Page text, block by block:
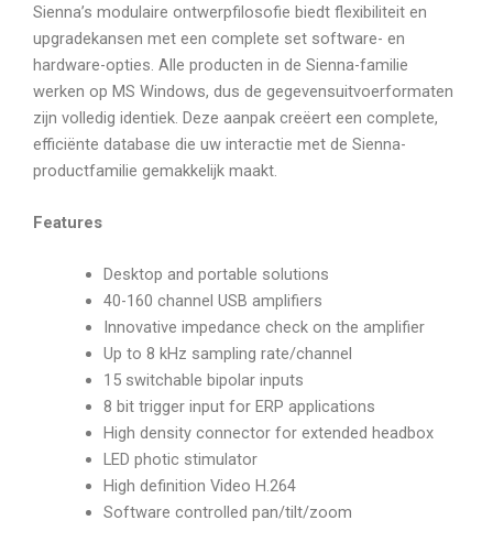
Sienna’s modulaire ontwerpfilosofie biedt flexibiliteit en
upgradekansen met een complete set software- en
hardware-opties. Alle producten in de Sienna-familie
werken op MS Windows, dus de gegevensuitvoerformaten
zijn volledig identiek. Deze aanpak creëert een complete,
efficiënte database die uw interactie met de Sienna-
productfamilie gemakkelijk maakt.
Features
Desktop and portable solutions
40-160 channel USB amplifiers
Innovative impedance check on the amplifier
Up to 8 kHz sampling rate/channel
15 switchable bipolar inputs
8 bit trigger input for ERP applications
High density connector for extended headbox
LED photic stimulator
High definition Video H.264
Software controlled pan/tilt/zoom